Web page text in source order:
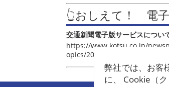
弊社では、お客
に、 Cookie（
👆おしえて！ 電
交通新聞電子版サービスについ
https://www.kotsu.co.jp/
opics/2021/post_4048.html